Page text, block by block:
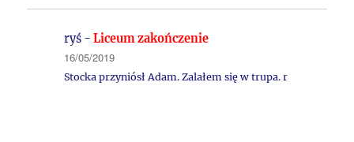
ryś -Liceum zakończenie
16/05/2019
Stocka przyniósł Adam. Zalałem się w trupa. r